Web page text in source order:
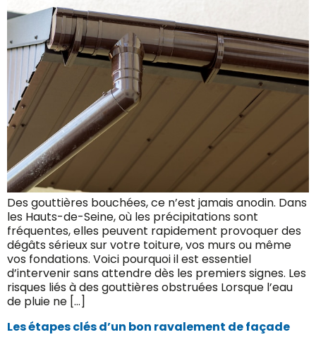
Des gouttières bouchées, ce n’est jamais anodin. Dans
les Hauts-de-Seine, où les précipitations sont
fréquentes, elles peuvent rapidement provoquer des
dégâts sérieux sur votre toiture, vos murs ou même
vos fondations. Voici pourquoi il est essentiel
d’intervenir sans attendre dès les premiers signes. Les
risques liés à des gouttières obstruées Lorsque l’eau
de pluie ne […]
Les étapes clés d’un bon ravalement de façade